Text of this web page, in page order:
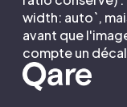
width: auto`,
avant que
compte un